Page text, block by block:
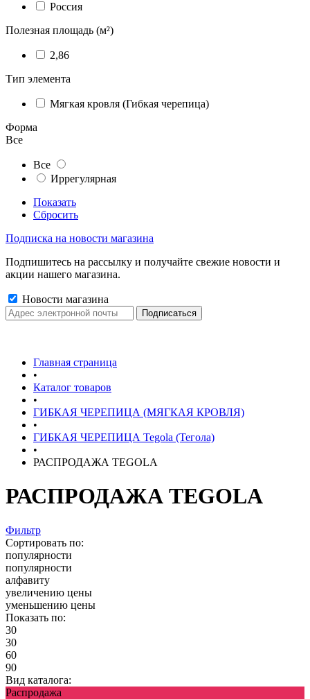
Россия
Полезная площадь (м²)
2,86
Тип элемента
Мягкая кровля (Гибкая черепица)
Форма
Все
Все
Иррегулярная
Показать
Сбросить
Подписка на новости магазина
Подпишитесь на рассылку и получайте свежие новости и
акции нашего магазина.
Новости магазина
Главная страница
•
Каталог товаров
•
ГИБКАЯ ЧЕРЕПИЦА (МЯГКАЯ КРОВЛЯ)
•
ГИБКАЯ ЧЕРЕПИЦА Tegola (Тегола)
•
РАСПРОДАЖА TEGOLA
РАСПРОДАЖА TEGOLA
Фильтр
Сортировать по:
популярности
популярности
алфавиту
увеличению цены
уменьшению цены
Показать по:
30
30
60
90
Вид каталога:
Распродажа